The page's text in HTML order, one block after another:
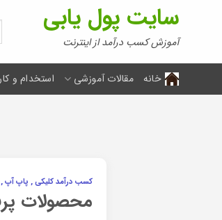
سایت پول یابی
آموزش کسب درآمد از اینترنت
خانه مقالات آموزشی استخدام و
کسب درآمد کلیکی , پاپ آپ
محصولات